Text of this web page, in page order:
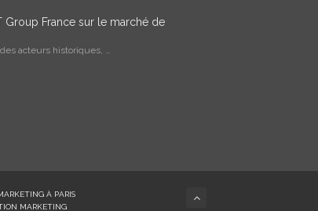
Group France sur le marché de
acteurs historiques, …
À PARIS
MARKETING